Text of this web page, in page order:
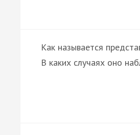
Как называется
В каких случаях оно